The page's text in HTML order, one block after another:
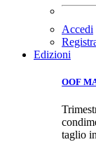
Accedi
Edizioni
OOF
taglio